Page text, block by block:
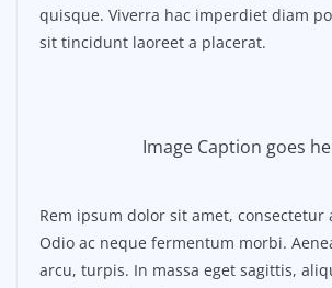
quisque. Viverra hac imperdiet diam
sit tincidunt laoreet a placerat.
Image Caption goes
Rem ipsum dolor sit amet, consectetur
Odio ac neque fermentum morbi.
arcu, turpis. In massa eget sagittis,